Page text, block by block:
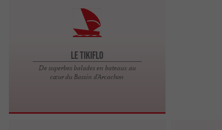
Le Tikiflo
De superbes balades en bateaux au
cœur du Bassin d’Arcachon